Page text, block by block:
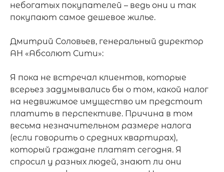
небогатых покупателей – ведь они и так
покупают самое дешевое жилье.
Дмитрий Соловьев, генеральный директор
АН «Абсолют Сити»:
Я пока не встречал клиентов, которые
всерьез задумывались бы о том, какой налог
на недвижимое имущество им предстоит
платить в перспективе. Причина в том
весьма незначительном размере налога
(если говорить о средних квартирах),
который граждане платят сегодня. Я
спросил у разных людей, знают ли они